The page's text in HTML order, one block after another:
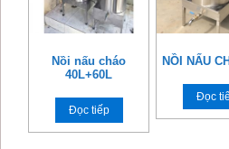
Nồi nấu cháo
40L+60L
Đọc tiếp
NỒI NẤU
Đọc